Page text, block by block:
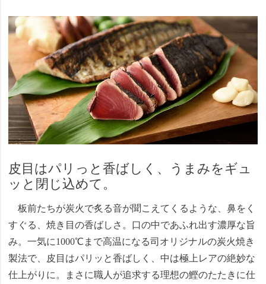
皮目はパリっと香ばしく、うまみをギュ
ッと閉じ込めて。
板前たちが炭火で炙る音が聞こえてくるような、鼻をく
すぐる、焼き目の香ばしさ。口の中であふれ出す濃厚な旨
み。一気に1000℃まで高温になる司オリジナルの炭火焼き
製法で、皮目はパリッと香ばしく、中は極上レアの絶妙な
仕上がりに。まさに職人が追求する理想の鰹のたたきに仕